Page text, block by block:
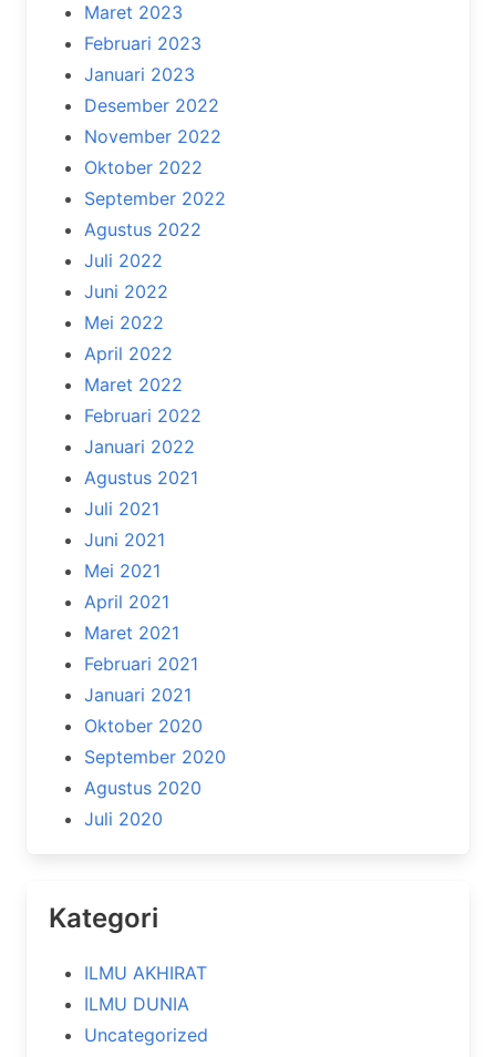
Maret 2023
Februari 2023
Januari 2023
Desember 2022
November 2022
Oktober 2022
September 2022
Agustus 2022
Juli 2022
Juni 2022
Mei 2022
April 2022
Maret 2022
Februari 2022
Januari 2022
Agustus 2021
Juli 2021
Juni 2021
Mei 2021
April 2021
Maret 2021
Februari 2021
Januari 2021
Oktober 2020
September 2020
Agustus 2020
Juli 2020
Kategori
ILMU AKHIRAT
ILMU DUNIA
Uncategorized